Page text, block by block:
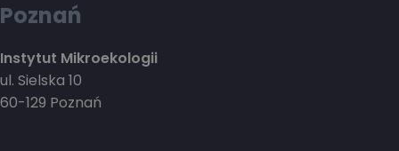
Poznań
Instytut Mikroekologii
ul. Sielska 10
60-129 Poznań